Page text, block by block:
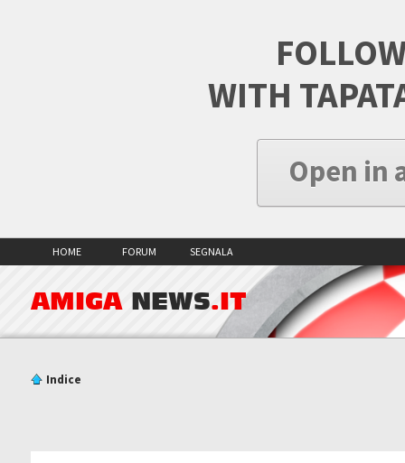
WITH
Open in
HOME FORUM SEGNALA
AMIGA NEWS.IT
Indice